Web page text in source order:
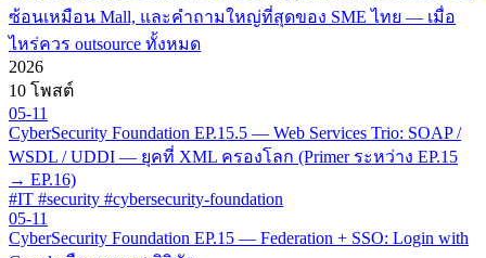
ซ้อนเหมือน Mall, และคำถามใหญ่ที่สุดของ SME ไทย — เมื่อ
ไหร่ควร outsource ทั้งหมด
2026
10 โพสต์
05-11
CyberSecurity Foundation EP.15.5 — Web Services Trio: SOAP /
WSDL / UDDI — ยุคที่ XML ครองโลก (Primer ระหว่าง EP.15
→ EP.16)
#IT #security #cybersecurity-foundation
05-11
CyberSecurity Foundation EP.15 — Federation + SSO: Login with